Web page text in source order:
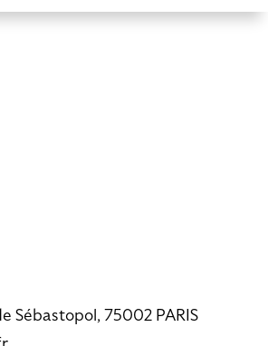
Sébastopol, 75002 PARIS